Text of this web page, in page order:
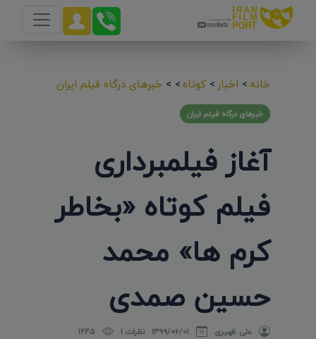
خانه> اخبار> کوتاه>
> خبرهای درگاه فیلم ایران
خبرهای درگاه فیلم ایران
آغاز فیلمبرداری
فیلم کوتاه «بخاطر
کرم ها» محمد
حسین صمدی
علی ظهیری ۱۳۹۹/۰۶/۰۱ نظرات 1 1645